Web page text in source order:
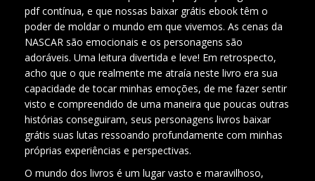
pdf contínua, e que nossas baixar grátis ebook têm o
poder de moldar o mundo em que vivemos. As cenas da
NASCAR são emocionais e os personagens são
adoráveis. Uma leitura divertida e leve! Em retrospecto,
acho que o que realmente me atraía neste livro era sua
capacidade de tocar minhas emoções, de me fazer sentir
visto e compreendido de uma maneira que poucas outras
histórias conseguiram, seus personagens livros baixar
grátis suas lutas ressoando profundamente com minhas
próprias experiências e perspectivas.
O mundo dos livros é um lugar vasto e maravilhoso,